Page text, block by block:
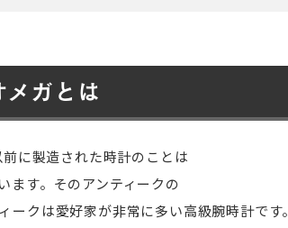
メガとは
に製造された時計のことは
ます。そのアンティークの
ークは愛好家が非常に多い高級腕時計です。